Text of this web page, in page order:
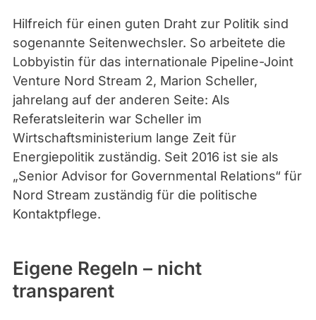
Hilfreich für einen guten Draht zur Politik sind
sogenannte Seitenwechsler. So arbeitete die
Lobbyistin für das internationale Pipeline-Joint
Venture Nord Stream 2, Marion Scheller,
jahrelang auf der anderen Seite: Als
Referatsleiterin war Scheller im
Wirtschaftsministerium lange Zeit für
Energiepolitik zuständig. Seit 2016 ist sie als
„Senior Advisor for Governmental Relations“ für
Nord Stream zuständig für die politische
Kontaktpflege.
Eigene Regeln – nicht
transparent